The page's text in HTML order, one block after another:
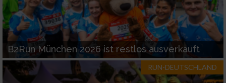
B2Run München 2026 ist restlos ausverkauft
RUN-DEUTSCHLAND